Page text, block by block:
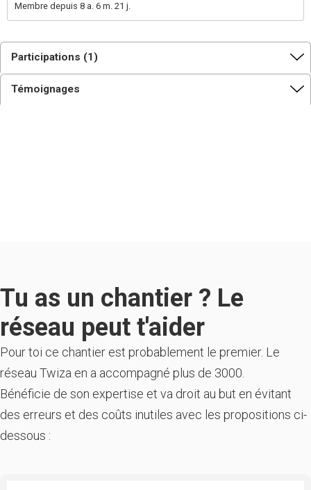
Membre depuis 8 a. 6 m. 21 j.
Participations (1)
Témoignages
Tu as un chantier ? Le
réseau peut t'aider
Pour toi ce chantier est probablement le premier. Le
réseau Twiza en a accompagné plus de 3000.
Bénéficie de son expertise et va droit au but en évitant
des erreurs et des coûts inutiles avec les propositions ci-
dessous :